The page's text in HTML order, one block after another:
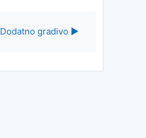
Dodatno gradivo ▶︎